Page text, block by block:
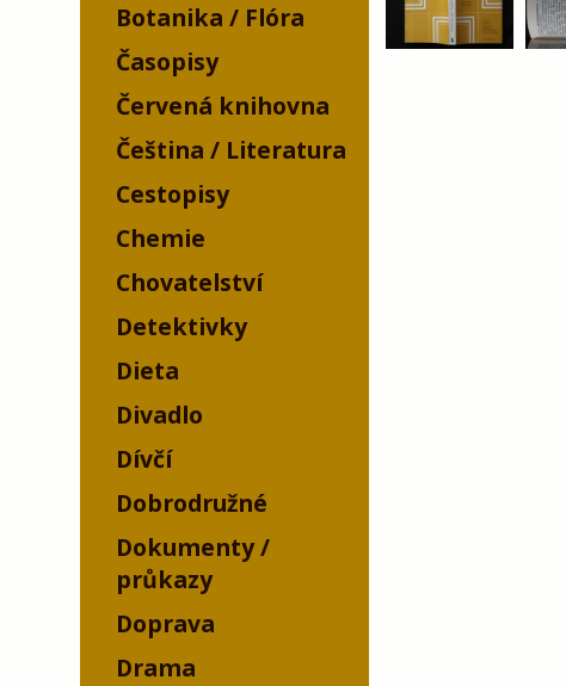
Botanika / Flóra
Časopisy
Červená knihovna
Čeština / Literatura
Cestopisy
Chemie
Chovatelství
Detektivky
Dieta
Divadlo
Dívčí
Dobrodružné
Dokumenty /
průkazy
Doprava
Drama